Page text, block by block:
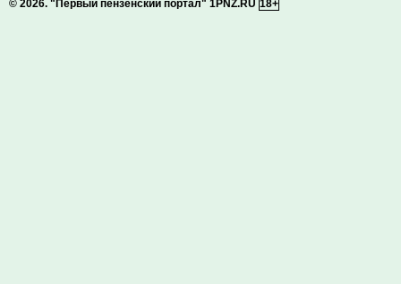
© 2026. "Первый пензенский портал" 1PNZ.RU 18+